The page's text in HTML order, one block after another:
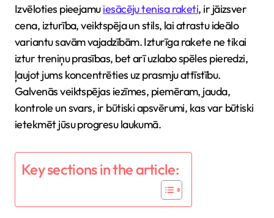
Izvēloties pieejamuiesācēju tenisa raketi, ir jāizsver
cena, izturība, veiktspēja un stils, lai atrastu ideālo
variantu savām vajadzībām. Izturīga rakete ne tikai
iztur treniņu prasības, bet arī uzlabo spēles pieredzi,
ļaujot jums koncentrēties uz prasmju attīstību.
Galvenās veiktspējas iezīmes, piemēram, jauda,
kontrole un svars, ir būtiski apsvērumi, kas var būtiski
ietekmēt jūsu progresu laukumā.
Key sections in the article: